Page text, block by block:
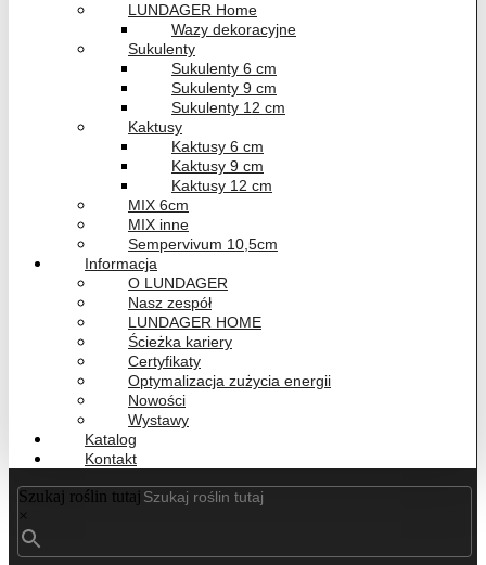
LUNDAGER Home
Wazy dekoracyjne
Sukulenty
Sukulenty 6 cm
Sukulenty 9 cm
Sukulenty 12 cm
Kaktusy
Kaktusy 6 cm
Kaktusy 9 cm
Kaktusy 12 cm
MIX 6cm
MIX inne
Sempervivum 10,5cm
Informacja
O LUNDAGER
Nasz zespół
LUNDAGER HOME
Ścieżka kariery
Certyfikaty
Optymalizacja zużycia energii
Nowości
Wystawy
Katalog
Kontakt
Szukaj roślin tutaj
×